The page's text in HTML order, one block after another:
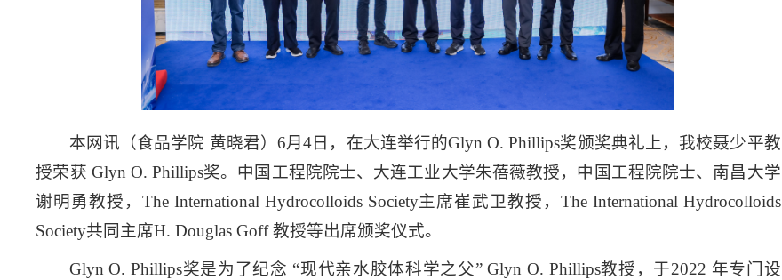
本网讯（食品学院 黄晓君）6月4日，在大连举行的Glyn O. Phillips奖颁奖典礼上，我校聂少平教
授荣获 Glyn O. Phillips奖。中国工程院院士、大连工业大学朱蓓薇教授，中国工程院院士、南昌大学
谢明勇教授，The International Hydrocolloids Society主席崔武卫教授，The International Hydrocolloids
Society共同主席H. Douglas Goff 教授等出席颁奖仪式。
Glyn O. Phillips奖是为了纪念 “现代亲水胶体科学之父” Glyn O. Phillips教授，于2022 年专门设